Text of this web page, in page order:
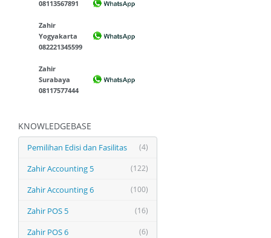
08113567891
Zahir
Yogyakarta
082221345599
Zahir
Surabaya
08117577444
KNOWLEDGEBASE
(4)
Pemilihan Edisi dan Fasilitas
(122)
Zahir Accounting 5
(100)
Zahir Accounting 6
(16)
Zahir POS 5
(6)
Zahir POS 6